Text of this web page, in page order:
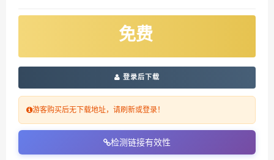
免费
登录后下载
游客购买后无下载地址，请刷新或登录！
检测链接有效性